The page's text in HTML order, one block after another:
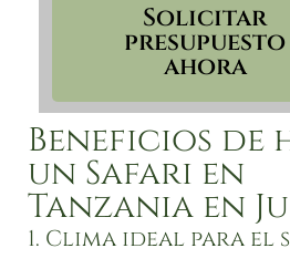
Solicitar
presupuesto
ahora
Beneficios de
un Safari en
Tanzania en
1. Clima ideal para el